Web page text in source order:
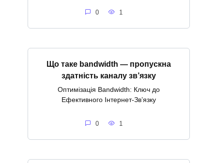
0 1
Що таке bandwidth — пропускна
здатність каналу зв’язку
Оптимізація Bandwidth: Ключ до
Ефективного Інтернет-Зв’язку
0 1